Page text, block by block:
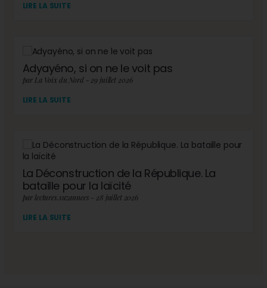
LIRE LA SUITE
Adyayéno, si on ne le voit pas
par La Voix du Nord - 29 juillet 2026
LIRE LA SUITE
La Déconstruction de la République. La
bataille pour la laïcité
par lectures.suzannees - 28 juillet 2026
LIRE LA SUITE